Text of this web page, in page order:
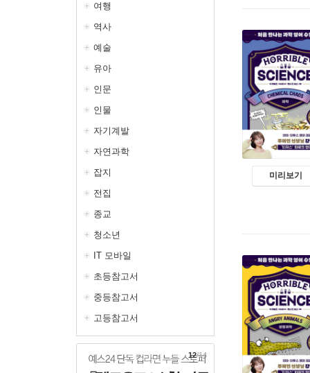
여행
역사
예술
유아
인문
인물
자기계발
자연과학
잡지
전집
종교
청소년
IT 모바일
초등참고서
중등참고서
고등참고서
13/14
미리보기